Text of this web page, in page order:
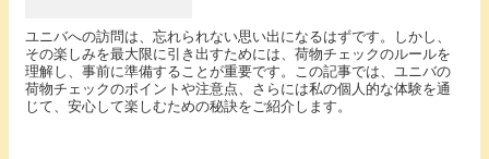
ユニバへの訪問は、忘れられない思い出になるはずです。しかし、
その楽しみを最大限に引き出すためには、荷物チェックのルールを
理解し、事前に準備することが重要です。この記事では、ユニバの
荷物チェックのポイントや注意点、さらには私の個人的な体験を通
じて、安心して楽しむための秘訣をご紹介します。